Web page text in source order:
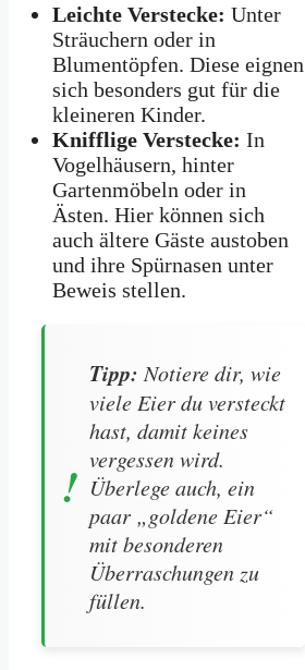
Leichte Verstecke: Unter
Sträuchern oder in
Blumentöpfen. Diese eignen
sich besonders gut für die
kleineren Kinder.
Knifflige Verstecke: In
Vogelhäusern, hinter
Gartenmöbeln oder in
Ästen. Hier können sich
auch ältere Gäste austoben
und ihre Spürnasen unter
Beweis stellen.
Tipp:Notiere dir, wie
viele Eier du versteckt
hast, damit keines
vergessen wird.
Überlege auch, ein
paar „goldene Eier“
mit besonderen
Überraschungen zu
füllen.